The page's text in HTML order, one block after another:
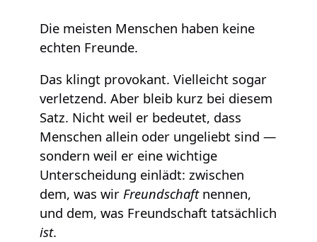
Die meisten Menschen haben keine
echten Freunde.
Das klingt provokant. Vielleicht sogar
verletzend. Aber bleib kurz bei diesem
Satz. Nicht weil er bedeutet, dass
Menschen allein oder ungeliebt sind —
sondern weil er eine wichtige
Unterscheidung einlädt: zwischen
dem, was wir Freundschaftnennen,
und dem, was Freundschaft tatsächlich
ist.